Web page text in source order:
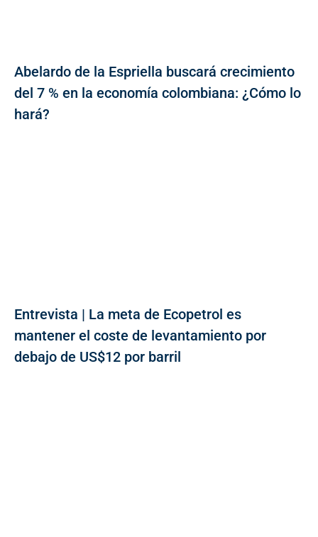
Abelardo de la Espriella buscará crecimiento
del 7 % en la economía colombiana: ¿Cómo lo
hará?
Entrevista | La meta de Ecopetrol es
mantener el coste de levantamiento por
debajo de US$12 por barril